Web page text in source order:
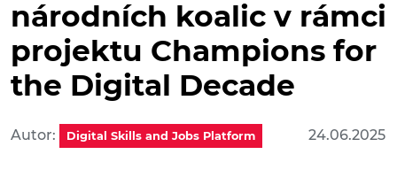
národních koalic v rámci
projektu Champions for
the Digital Decade
Autor: Digital Skills and Jobs Platform 24.06.2025